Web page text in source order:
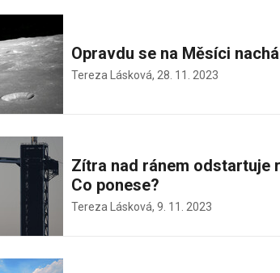
Opravdu se na Měsíci
Tereza Lásková, 28. 11. 2023
Zítra nad ránem odstartuje
Co ponese?
Tereza Lásková, 9. 11. 2023